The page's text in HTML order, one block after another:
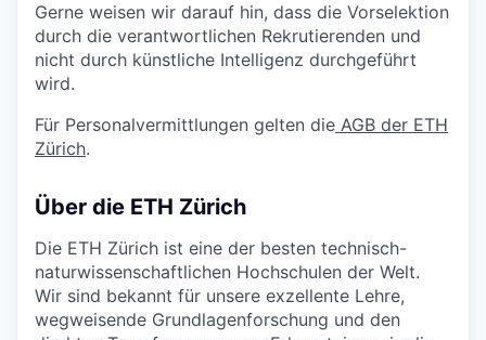
Gerne weisen wir darauf hin, dass die Vorselektion
durch die verantwortlichen Rekrutierenden und
nicht durch künstliche Intelligenz durchgeführt
wird.
Für Personalvermittlungen gelten die AGB der ETH
Zürich.
Über die ETH Zürich
Die ETH Zürich ist eine der besten technisch-
naturwissenschaftlichen Hochschulen der Welt.
Wir sind bekannt für unsere exzellente Lehre,
wegweisende Grundlagenforschung und den